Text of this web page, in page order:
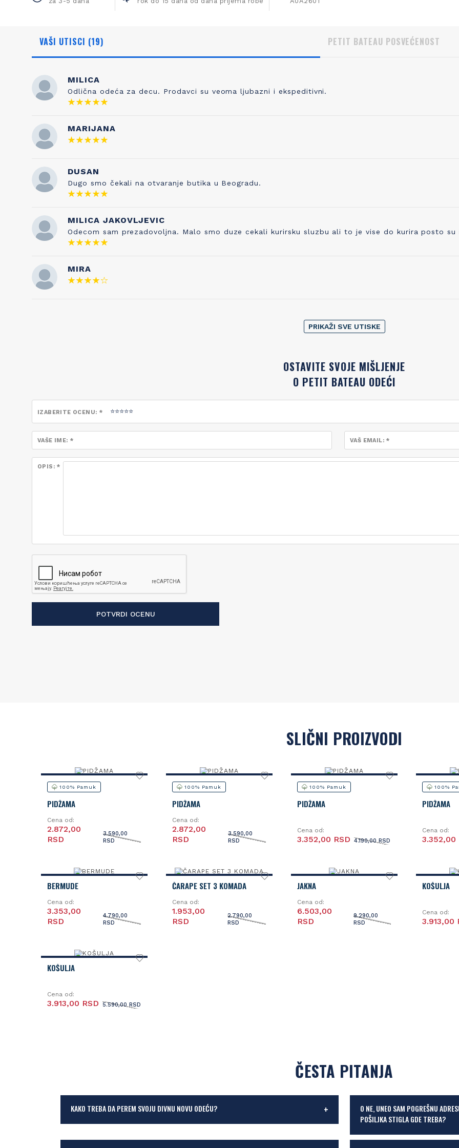
VAŠI UTISCI (19)
MILICA
Odlična odeća za decu. Prodavci su veoma ljubazni i ekspeditivni.
MARIJANA
DUSAN
Dugo smo čekali na otvaranje butika u Beogradu.
MILICA JAKOVLJEVIC
Odecom sam prezadovoljna. Malo smo duze cekali kurirsku sluzbu ali to je vise do kurira posto
MIRA
PRIKAŽI SVE UTISKE
OSTAVITE SVOJE MIŠLJENJE
O PETIT BATEAU ODEĆI
IZABERITE OCENU: *
VAŠE IME: * VAŠ EMAIL: *
OPIS: *
POTVRDI OCENU
PETIT BATEAU POSVEĆENOST
Otkud ime Petit Bateau? To nema nikakve
veze sa čarapama, prvobitnim poslom
1893. Sve je počelo od njegovog sina
Etiennea, koji je izumeo gaće 1918. godine, a
inspirisan je francuskom vrtićkom
je njegova supruga pevala njihovoj deci. I
tako su brend i ova pesmica postale
neraskidivo povezane!
kvaliteta sve do kraja proizvodne linije. Zato
SLIČNI PROIZVODI
100% Pamuk
PIDŽAMA
Cena od:
3.590,00
RSD
2.872,00
RSD
100% Pamuk
PIDŽAMA
Cena od:
3.590,00
RSD
2.872,00
RSD
100% Pamuk
PIDŽAMA
Cena od:
4.190,00 RSD
3.352,00 RSD
100%
PIDŽAMA
Cena od:
3.352,00
BERMUDE
Cena od:
4.790,00
RSD
3.353,00
RSD
ČARAPE SET 3 KOMADA
Cena od:
2.790,00
RSD
1.953,00
RSD
JAKNA
Cena od:
9.290,00
RSD
6.503,00
RSD
KOŠULJA
Cena od:
3.913,00
KOŠULJA
Cena od:
5.590,00 RSD
3.913,00 RSD
ČESTA PITANJA
KAKO TREBA DA PEREM SVOJU DIVNU NOVU ODEĆU?
O NE, UNEO SAM POGREŠNU
POŠILJKA STIGLA GDE TREBA?